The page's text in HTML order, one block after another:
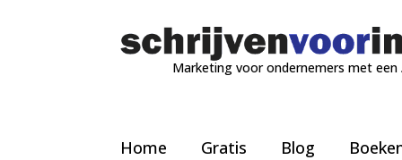
Marketing voor ondernemers met een
Home Gratis Blog